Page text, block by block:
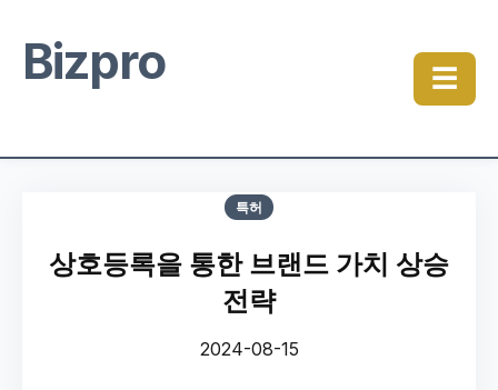
Bizpro ☰
특허
상호등록을 통한 브랜드 가치 상승
전략
2024-08-15